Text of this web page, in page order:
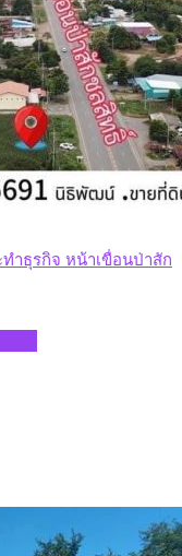
ำธุรกิจ หน้าเขื่อนป่าสัก